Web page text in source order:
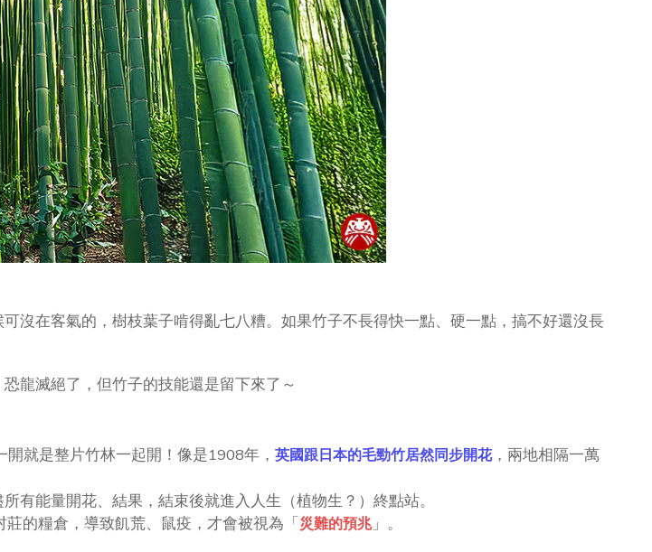
沒在客氣的，樹枝葉子啃得亂七八糟。如果竹子不長得快一點、硬一點，搞不好還沒長
龍滅絕了，但竹子的技能還是留下來了～
就是整片竹林一起開！像是1908年， 英國跟日本的毛勁竹居然同步開花，兩地相隔一萬
有能量開花、結果，結束後就進入人生（植物生？）終點站。
莊的糧倉，導致飢荒、鼠疫，才會被視為「災難的預兆」。